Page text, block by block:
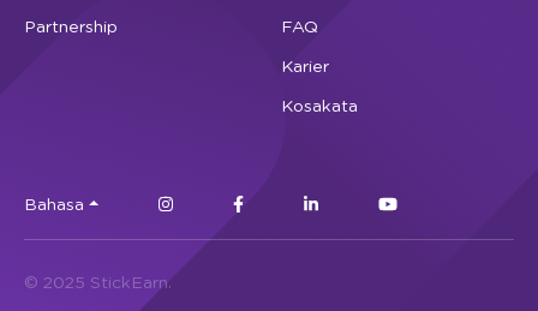
Partnership FAQ
Karier
Kosakata
© 2025 StickEarn.
Bahasa